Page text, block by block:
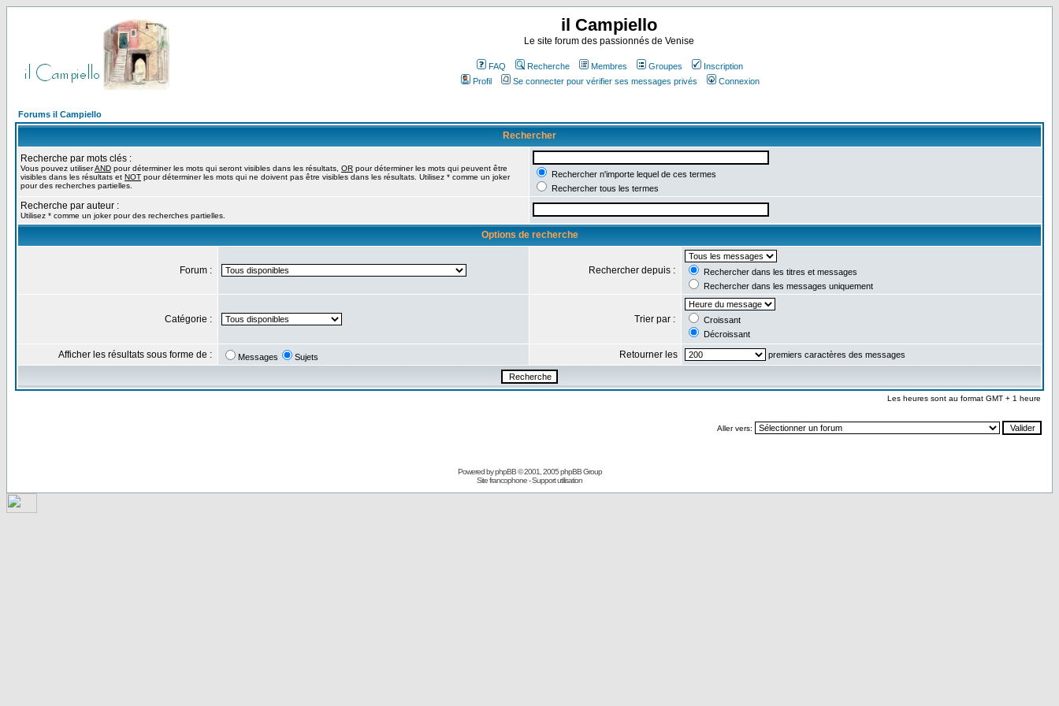
il Campiello
Le site forum des passionnés de Venise
FAQ Recherche Membres Groupes
Inscription
Profil
Se connecter pour vérifier ses messages privés Connexion
Forums il Campiello
Rechercher
Recherche par mots clés :
Vous pouvez utiliserAND pour déterminer les mots qui seront visibles dans les résultats, OR pour déterminer les mots qui peuvent être
visibles dans les résultats et NOT pour déterminer les mots qui ne doivent pas être visibles dans les résultats. Utilisez * comme un joker
pour des recherches partielles.
Rechercher n'importe lequel de ces termes
Rechercher tous les termes
Recherche par auteur :
Utilisez * comme un joker pour des recherches partielles.
Options de recherche
Forum : Rechercher depuis :
Rechercher dans les titres et messages
Rechercher dans les messages uniquement
Catégorie : Trier par :
Croissant
Décroissant
Afficher les résultats sous forme de : Messages Sujets Retourner les premiers caractères des messages
Les heures sont au format GMT + 1 heure
Aller vers:
Powered byphpBB© 2001, 2005 phpBB Group
Site francophone-Support utilisation